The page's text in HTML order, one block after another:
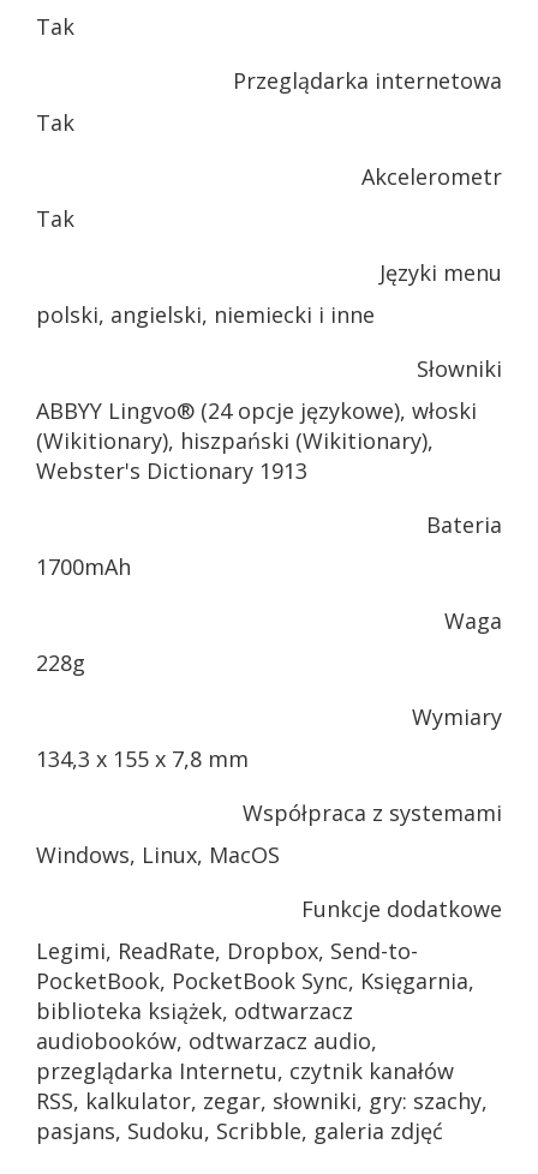
Tak
Przeglądarka internetowa
Tak
Akcelerometr
Tak
Języki menu
polski, angielski, niemiecki i inne
Słowniki
ABBYY Lingvo® (24 opcje językowe), włoski
(Wikitionary), hiszpański (Wikitionary),
Webster's Dictionary 1913
Bateria
1700mAh
Waga
228g
Wymiary
134,3 x 155 x 7,8 mm
Współpraca z systemami
Windows, Linux, MacOS
Funkcje dodatkowe
Legimi, ReadRate, Dropbox, Send-to-
PocketBook, PocketBook Sync, Księgarnia,
biblioteka książek, odtwarzacz
audiobooków, odtwarzacz audio,
przeglądarka Internetu, czytnik kanałów
RSS, kalkulator, zegar, słowniki, gry: szachy,
pasjans, Sudoku, Scribble, galeria zdjęć